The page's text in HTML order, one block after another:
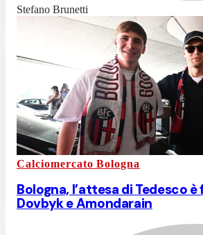
Stefano Brunetti
Calciomercato Bologna
Bologna, l’attesa di Tedesco
Dovbyk e Amondarain